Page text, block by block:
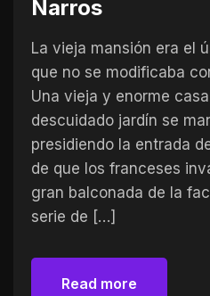
Narros
La vieja mansión era el
que no se modificaba
Una vieja y enorme
descuidado jardín se
presidiendo la entrada
de que los franceses
gran balconada de la
serie de […]
Read more